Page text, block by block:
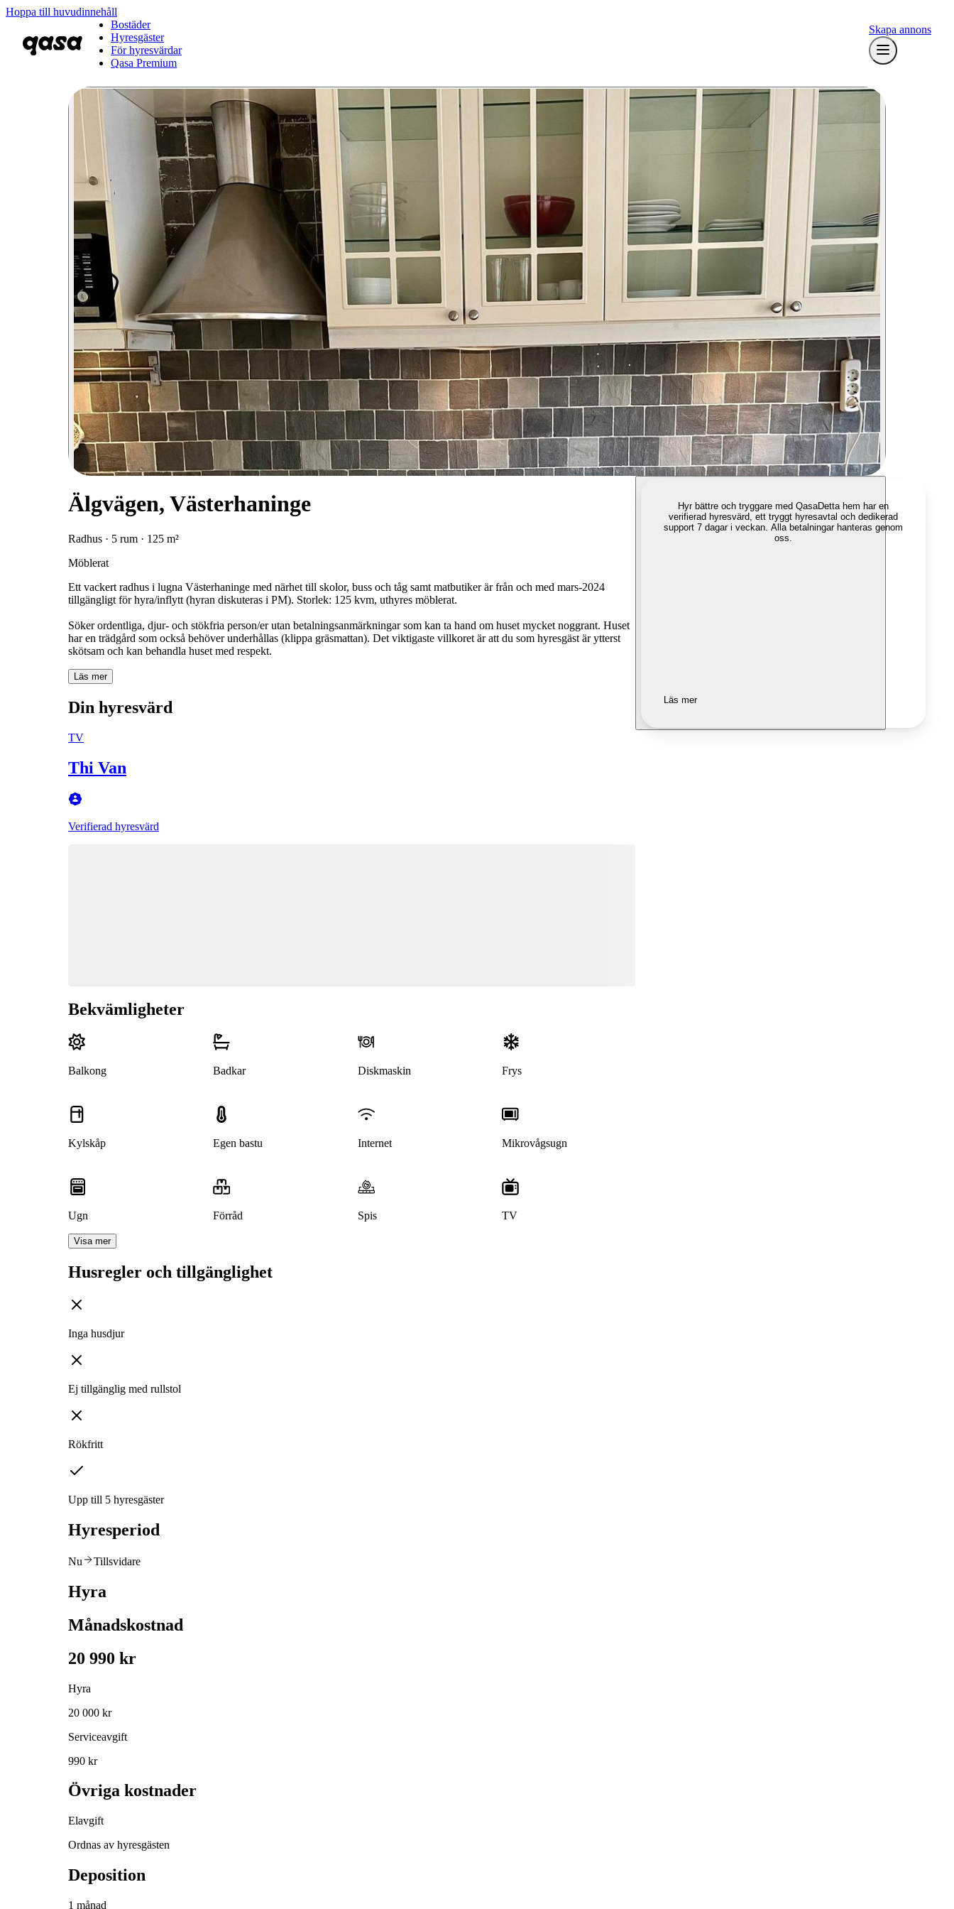
Hoppa till huvudinnehåll
Bostäder
Hyresgäster
För hyresvärdar
Qasa Premium
Skapa annons
Älgvägen, Västerhaninge
Radhus · 5 rum · 125 m²
Möblerat
Ett vackert radhus i lugna Västerhaninge med närhet till skolor, buss och tåg samt matbutiker är från och med mars-2024
tillgängligt för hyra/inflytt (hyran diskuteras i PM). Storlek: 125 kvm, uthyres möblerat.
Söker ordentliga, djur- och stökfria person/er utan betalningsanmärkningar som kan ta hand om huset mycket noggrant. Huset
har en trädgård som också behöver underhållas (klippa gräsmattan). Det viktigaste villkoret är att du som hyresgäst är ytterst
Läs mer
Din hyresvärd
TV
Thi Van
Verifierad hyresvärd
Bekvämligheter
Balkong Badkar Diskmaskin Frys
Kylskåp Egen bastu Internet Mikrovågsugn
Ugn Förråd Spis TV
Visa mer
Husregler och tillgänglighet
Inga husdjur
Ej tillgänglig med rullstol
Rökfritt
Upp till 5 hyresgäster
Hyresperiod
Nu Tillsvidare
Hyra
Månadskostnad
20 990 kr
Hyra
20 000 kr
Serviceavgift
990 kr
Övriga kostnader
Elavgift
Ordnas av hyresgästen
Deposition
1 månad
Hyr bättre och tryggare med QasaDetta hem har en
verifierad hyresvärd, ett tryggt hyresavtal och dedikerad
support 7 dagar i veckan. Alla betalningar hanteras genom
oss.
Läs mer